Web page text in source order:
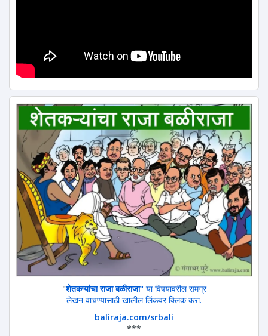
"शेतकऱ्यांचा राजा बळीराजा"या विषयावरील समग्र
लेखन वाचण्यासाठी खालील लिंकवर क्लिक करा.
baliraja.com/srbali
***